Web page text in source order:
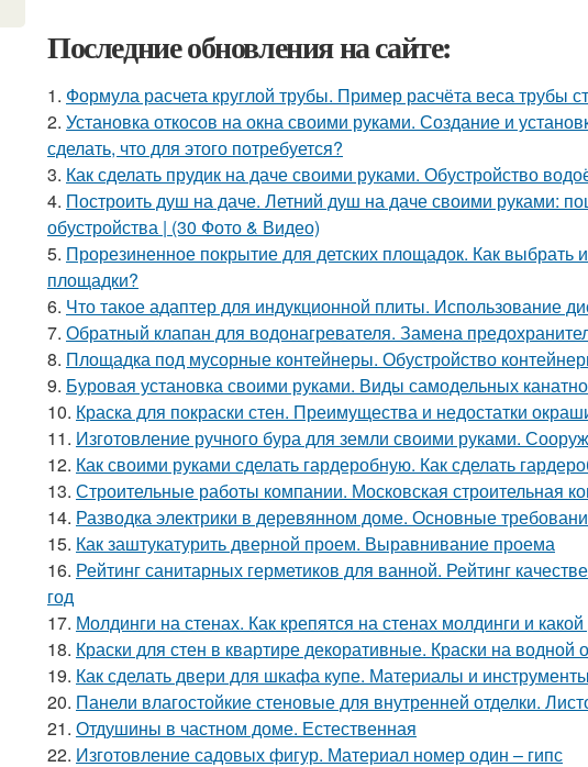
Последние обновления на сайте:
1. Формула расчета круглой трубы. Пример расчёта веса трубы
2. Установка откосов на окна своими руками. Создание и
сделать, что для этого потребуется?
3. Как сделать прудик на даче своими руками. Обустройство
4. Построить душ на даче. Летний душ на даче своими руками:
обустройства | (30 Фото & Видео)
5. Прорезиненное покрытие для детских площадок. Как выбрать
площадки?
6. Что такое адаптер для индукционной плиты. Использование
7. Обратный клапан для водонагревателя. Замена
8. Площадка под мусорные контейнеры. Обустройство
9. Буровая установка своими руками. Виды самодельных
10. Краска для покраски стен. Преимущества и недостатки
11. Изготовление ручного бура для земли своими руками.
12. Как своими руками сделать гардеробную. Как сделать
13. Строительные работы компании. Московская строительная
14. Разводка электрики в деревянном доме. Основные
15. Как заштукатурить дверной проем. Выравнивание проема
16. Рейтинг санитарных герметиков для ванной. Рейтинг
год
17. Молдинги на стенах. Как крепятся на стенах молдинги и
18. Краски для стен в квартире декоративные. Краски на водной
19. Как сделать двери для шкафа купе. Материалы и инструменты
20. Панели влагостойкие стеновые для внутренней отделки.
21. Отдушины в частном доме. Естественная
22. Изготовление садовых фигур. Материал номер один – гипс